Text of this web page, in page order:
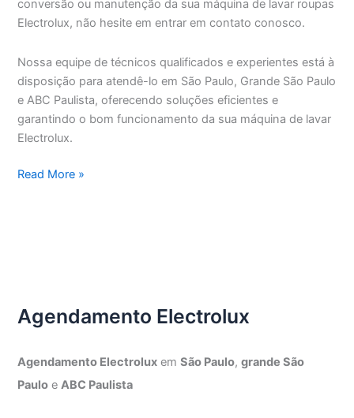
conversão ou manutenção da sua máquina de lavar roupas
Electrolux, não hesite em entrar em contato conosco.
Nossa equipe de técnicos qualificados e experientes está à
disposição para atendê-lo em São Paulo, Grande São Paulo
e ABC Paulista, oferecendo soluções eficientes e
garantindo o bom funcionamento da sua máquina de lavar
Electrolux.
Assistência
Read More »
Agendamento Electrolux
Agendamento Electrolux emSão Paulo,grande São
Paulo eABC Paulista